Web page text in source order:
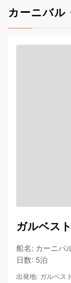
カーニバル
ガルベス
船名: カーニバ
日数: 5泊
出発地: ガルベス